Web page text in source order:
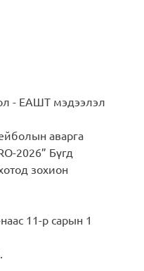
- ЕАШТ мэдээлэл
аварга
2026” Бүгд
зохион
11-р сарын 1